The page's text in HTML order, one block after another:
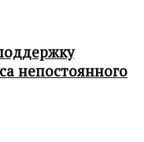
непостоянного